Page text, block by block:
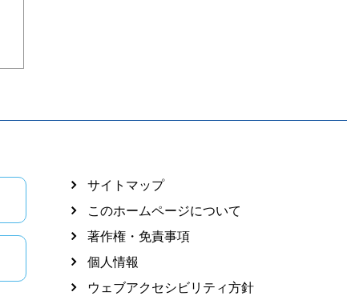
サイトマップ
このホームページについて
著作権・免責事項
個人情報
ウェブアクセシビリティ方針